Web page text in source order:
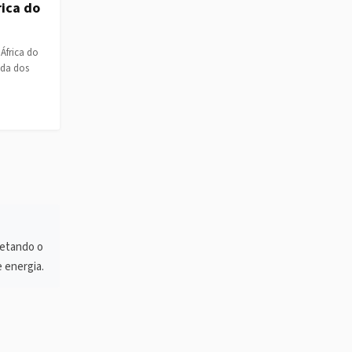
do
do
dos
o
energia.